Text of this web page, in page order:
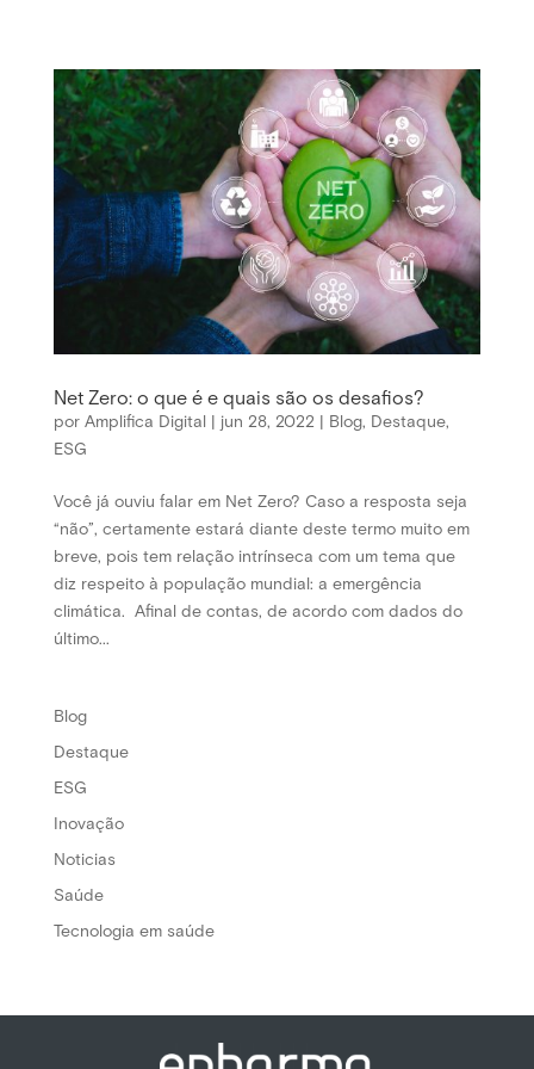
Net Zero: o que é e quais são os desafios?
por Amplifica Digital| jun 28, 2022 | Blog, Destaque,
ESG
Você já ouviu falar em Net Zero? Caso a resposta seja
“não”, certamente estará diante deste termo muito em
breve, pois tem relação intrínseca com um tema que
diz respeito à população mundial: a emergência
climática. Afinal de contas, de acordo com dados do
último...
Blog
Destaque
ESG
Inovação
Noticias
Saúde
Tecnologia em saúde